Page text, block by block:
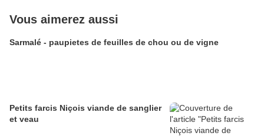
Vous aimerez aussi
Sarmalé - paupietes de feuilles de chou ou de vigne
Petits farcis Niçois viande de sanglier
et veau